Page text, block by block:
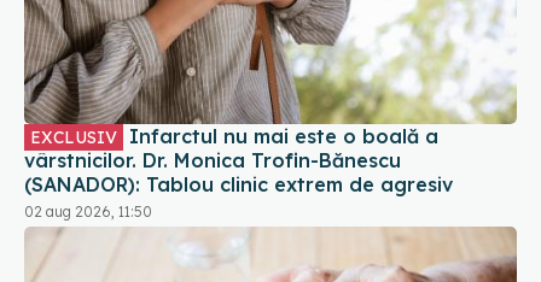
EXCLUSIV Infarctul nu mai este o boală a
vârstnicilor. Dr. Monica Trofin-Bănescu
(SANADOR): Tablou clinic extrem de agresiv
02 aug 2026, 11:50